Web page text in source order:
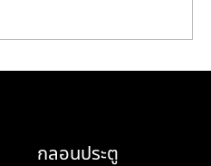
กลอนประตู